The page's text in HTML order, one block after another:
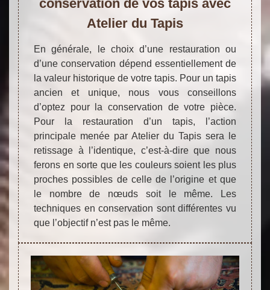
conservation de vos tapis avec
Atelier du Tapis
En générale, le choix d’une restauration ou
d’une conservation dépend essentiellement de
la valeur historique de votre tapis. Pour un tapis
ancien et unique, nous vous conseillons
d’optez pour la conservation de votre pièce.
Pour la restauration d’un tapis, l’action
principale menée par Atelier du Tapis sera le
retissage à l’identique, c’est-à-dire que nous
ferons en sorte que les couleurs soient les plus
proches possibles de celle de l’origine et que
le nombre de nœuds soit le même. Les
techniques en conservation sont différentes vu
que l’objectif n’est pas le même.